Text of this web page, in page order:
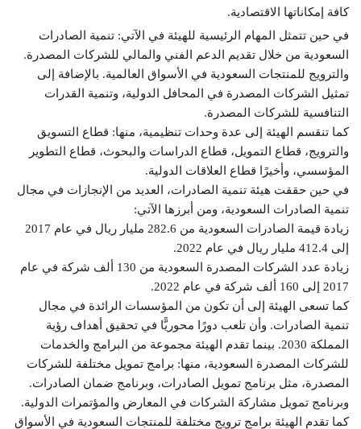
كافة إمكاناتها الاقتصادية.
في حين تتمثل المهام الرئيسية للهيئة في الآتي: تنمية الصادرات
السعودية من خلال تقديم الدعم الفني والمالي للشركات المصدرة.
والترويج للمنتجات السعودية في الأسواق العالمية. بالإضافة إلى
تمثيل الشركات المصدرة في المحافل الدولية، وتنمية القدرات
التنافسية للشركات المصدرة.
كما تنقسم الهيئة إلى عدة وحدات تنظيمية، منها: قطاع التسويق
والترويج، قطاع التمويل، قطاع الدراسات والبحوث، قطاع التطوير
المؤسسي، وأخيرًا قطاع العلاقات الدولية.
في حين حققت هيئة تنمية الصادرات، العديد من الإنجازات في مجال
تنمية الصادرات السعودية، ومن أبرزها الآتي:
زيادة قيمة الصادرات السعودية من 282.6 مليار ريال في عام 2017
إلى 412.4 مليار ريال في عام 2022.
زيادة عدد الشركات المصدرة السعودية من 130 ألف شركة في عام
2017 إلى 160 ألف شركة في عام 2022.
كما تسعى الهيئة إلى أن تكون من المؤسسات الرائدة في مجال
تنمية الصادرات. وأن تلعب دورًا محوريًّا في تحقيق أهداف رؤية
المملكة 2030. بينما تقدم الهيئة مجموعة من البرامج والخدمات
للشركات المصدرة السعودية، منها: برامج تمويل مختلفة للشركات
المصدرة، مثل برنامج تمويل الصادرات، وبرنامج ضمان الصادرات.
وبرنامج تمويل مشاركة الشركات في المعارض والمؤتمرات الدولية.
كما تقدم الهيئة برامج ترويج مختلفة للمنتجات السعودية في الأسواق